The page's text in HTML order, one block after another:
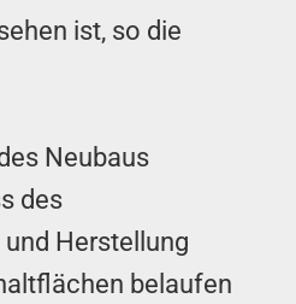
ist, so die
Neubaus
des
Herstellung
belaufen